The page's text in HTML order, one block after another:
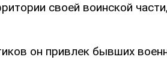
своей воинской
он привлек бывших